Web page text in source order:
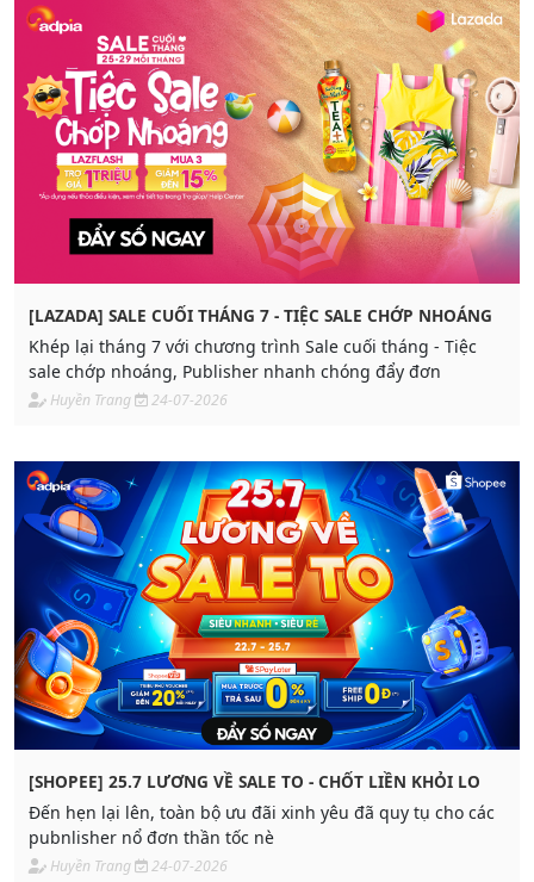
[LAZADA] SALE CUỐI THÁNG 7 - TIỆC SALE CHỚP NHOÁNG
Khép lại tháng 7 với chương trình Sale cuối tháng - Tiệc
sale chớp nhoáng, Publisher nhanh chóng đẩy đơn
Huyền Trang 24-07-2026
[SHOPEE] 25.7 LƯƠNG VỀ SALE TO - CHỐT LIỀN KHỎI LO
Đến hẹn lại lên, toàn bộ ưu đãi xinh yêu đã quy tụ cho các
pubnlisher nổ đơn thần tốc nè
Huyền Trang 24-07-2026